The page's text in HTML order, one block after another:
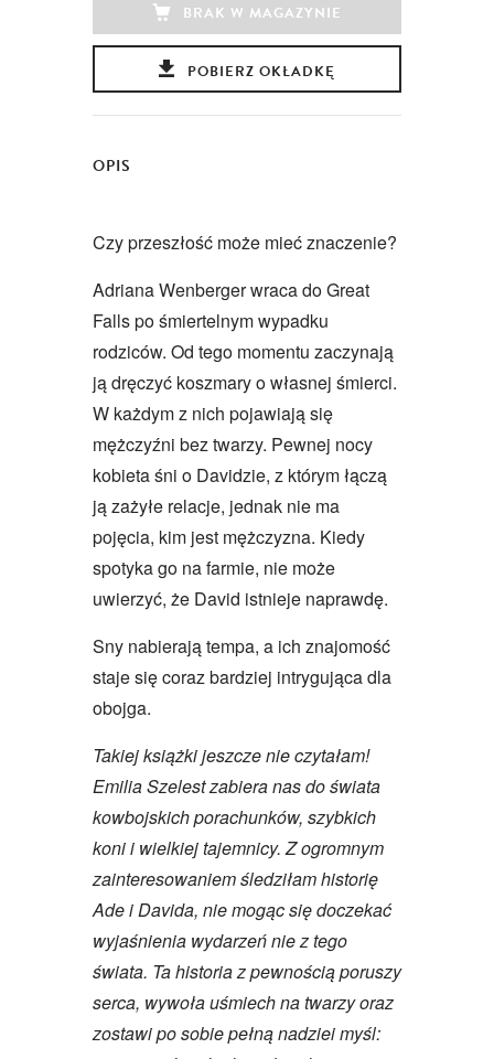
BRAK W MAGAZYNIE
POBIERZ OKŁADKĘ
OPIS
Czy przeszłość może mieć znaczenie?
Adriana Wenberger wraca do Great
Falls po śmiertelnym wypadku
rodziców. Od tego momentu zaczynają
ją dręczyć koszmary o własnej śmierci.
W każdym z nich pojawiają się
mężczyźni bez twarzy. Pewnej nocy
kobieta śni o Davidzie, z którym łączą
ją zażyłe relacje, jednak nie ma
pojęcia, kim jest mężczyzna. Kiedy
spotyka go na farmie, nie może
uwierzyć, że David istnieje naprawdę.
Sny nabierają tempa, a ich znajomość
staje się coraz bardziej intrygująca dla
obojga.
Takiej książki jeszcze nie czytałam!
Emilia Szelest zabiera nas do świata
kowbojskich porachunków, szybkich
koni i wielkiej tajemnicy. Z ogromnym
zainteresowaniem śledziłam historię
Ade i Davida, nie mogąc się doczekać
wyjaśnienia wydarzeń nie z tego
świata. Ta historia z pewnością poruszy
serca, wywoła uśmiech na twarzy oraz
zostawi po sobie pełną nadziei myśl: